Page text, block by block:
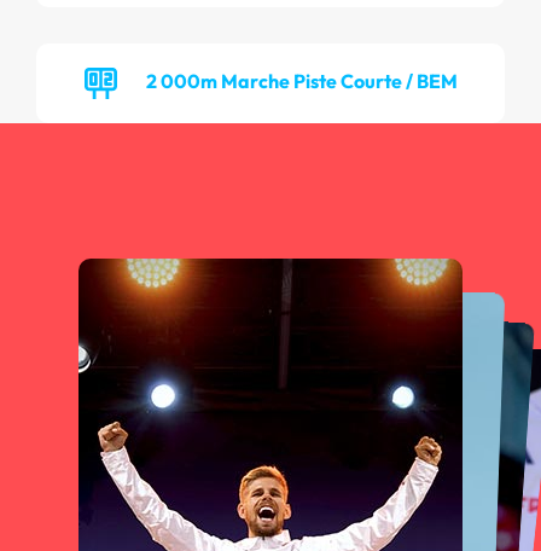
2 000m Marche Piste Courte / BEM